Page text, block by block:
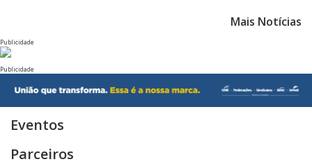
Mais Notícias
Publicidade
Publicidade
Eventos
Parceiros